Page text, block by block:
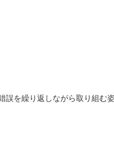
誤を繰り返しながら取り組む